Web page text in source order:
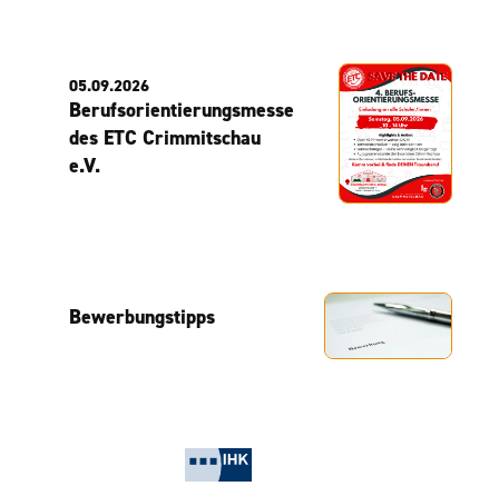
05.09.2026
Berufsorientierungsmesse
des ETC Crimmitschau
e.V.
Bewerbungstipps